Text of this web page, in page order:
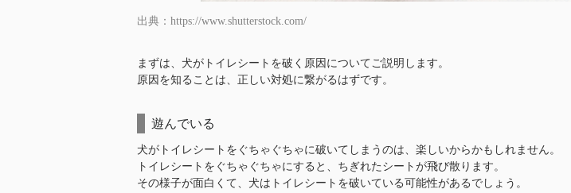
出典：https://www.shutterstock.com/
まずは、犬がトイレシートを破く原因についてご説明します。
原因を知ることは、正しい対処に繋がるはずです。
遊んでいる
犬がトイレシートをぐちゃぐちゃに破いてしまうのは、楽しいからかもしれません。
トイレシートをぐちゃぐちゃにすると、ちぎれたシートが飛び散ります。
その様子が面白くて、犬はトイレシートを破いている可能性があるでしょう。